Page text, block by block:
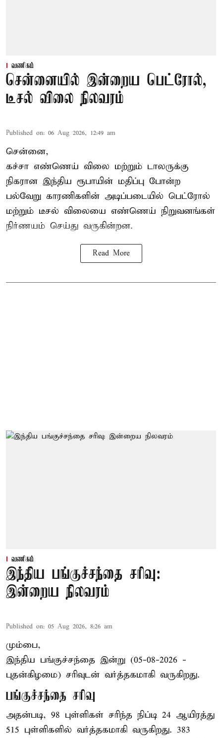
வணிகம்
சென்னையில் இன்றைய பெட்ரோல்,
டீசல் விலை நிலவரம்
Published on: 06 Aug 2026, 12:49 am
சென்னை,
கச்சா எண்ணெய் விலை மற்றும் டாலருக்கு
நிகரான இந்திய ரூபாயின் மதிப்பு போன்ற
பல்வேறு காரணிகளின் அடிப்படையில் பெட்ரோல்
மற்றும் டீசல் விலையை எண்ணெய் நிறுவனங்கள்
நிர்ணயம் செய்து வருகின்றன.
Read More
வணிகம்
இந்திய பங்குச்சந்தை சரிவு:
இன்றைய நிலவரம்
Published on: 05 Aug 2026, 8:26 am
மும்பை,
இந்திய பங்குச்சந்தை இன்று (05-08-2026 -
புதன்கிழமை) சரிவுடன் வர்த்தகமாகி வருகிறது.
பங்குச்சந்தை சரிவு
அதன்படி, 98 புள்ளிகள் சரிந்த நிப்டி 24 ஆயிரத்து
515 புள்ளிகளில் வர்த்தகமாகி வருகிறது. 383